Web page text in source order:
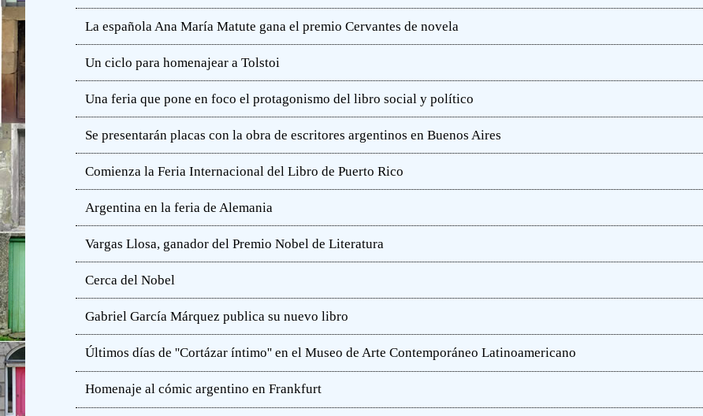
La española Ana María Matute gana el premio Cervantes de novela
Un ciclo para homenajear a Tolstoi
Una feria que pone en foco el protagonismo del libro social y político
Se presentarán placas con la obra de escritores argentinos en Buenos Aires
Comienza la Feria Internacional del Libro de Puerto Rico
Argentina en la feria de Alemania
Vargas Llosa, ganador del Premio Nobel de Literatura
Cerca del Nobel
Gabriel García Márquez publica su nuevo libro
Últimos días de ''Cortázar íntimo'' en el Museo de Arte Contemporáneo Latinoamericano
Homenaje al cómic argentino en Frankfurt